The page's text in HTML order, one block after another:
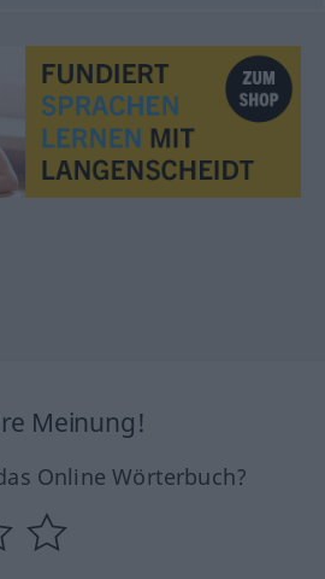
Meinung!
Online Wörterbuch?